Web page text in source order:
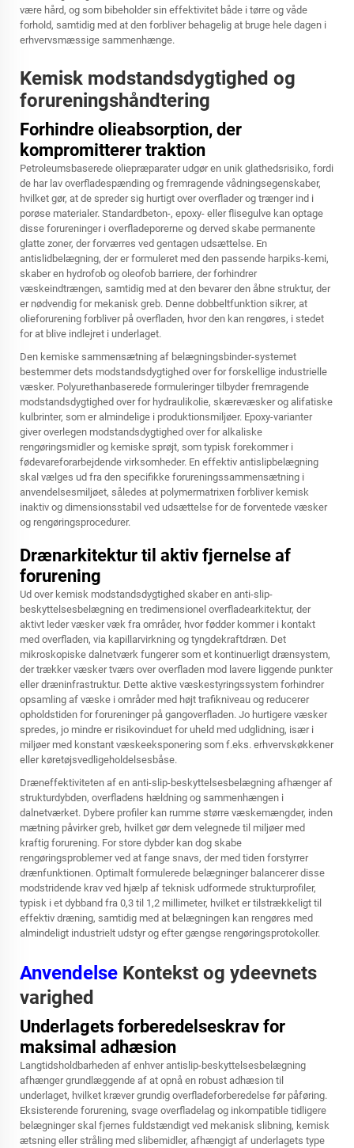
være hård, og som bibeholder sin effektivitet både i tørre og våde
forhold, samtidig med at den forbliver behagelig at bruge hele dagen i
erhvervsmæssige sammenhænge.
Kemisk modstandsdygtighed og
forureningshåndtering
Forhindre olieabsorption, der
kompromitterer traktion
Petroleumsbaserede oliepræparater udgør en unik glathedsrisiko, fordi
de har lav overfladespænding og fremragende vådningsegenskaber,
hvilket gør, at de spreder sig hurtigt over overflader og trænger ind i
porøse materialer. Standardbeton-, epoxy- eller flisegulve kan optage
disse forureninger i overfladeporerne og derved skabe permanente
glatte zoner, der forværres ved gentagen udsættelse. En
antislidbelægning, der er formuleret med den passende harpiks-kemi,
skaber en hydrofob og oleofob barriere, der forhindrer
væskeindtrængen, samtidig med at den bevarer den åbne struktur, der
er nødvendig for mekanisk greb. Denne dobbeltfunktion sikrer, at
olieforurening forbliver på overfladen, hvor den kan rengøres, i stedet
for at blive indlejret i underlaget.
Den kemiske sammensætning af belægningsbinder-systemet
bestemmer dets modstandsdygtighed over for forskellige industrielle
væsker. Polyurethanbaserede formuleringer tilbyder fremragende
modstandsdygtighed over for hydraulikolie, skærevæsker og alifatiske
kulbrinter, som er almindelige i produktionsmiljøer. Epoxy-varianter
giver overlegen modstandsdygtighed over for alkaliske
rengøringsmidler og kemiske sprøjt, som typisk forekommer i
fødevareforarbejdende virksomheder. En effektiv antislipbelægning
skal vælges ud fra den specifikke forureningssammensætning i
anvendelsesmiljøet, således at polymermatrixen forbliver kemisk
inaktiv og dimensionsstabil ved udsættelse for de forventede væsker
og rengøringsprocedurer.
Drænarkitektur til aktiv fjernelse af
forurening
Ud over kemisk modstandsdygtighed skaber en anti-slip-
beskyttelsesbelægning en tredimensionel overfladearkitektur, der
aktivt leder væsker væk fra områder, hvor fødder kommer i kontakt
med overfladen, via kapillarvirkning og tyngdekraftdræn. Det
mikroskopiske dalnetværk fungerer som et kontinuerligt drænsystem,
der trækker væsker tværs over overfladen mod lavere liggende punkter
eller dræninfrastruktur. Dette aktive væskestyringssystem forhindrer
opsamling af væske i områder med højt trafikniveau og reducerer
opholdstiden for forureninger på gangoverfladen. Jo hurtigere væsker
spredes, jo mindre er risikovinduet for uheld med udglidning, især i
miljøer med konstant væskeeksponering som f.eks. erhvervskøkkener
eller køretøjsvedligeholdelsesbåse.
Dræneffektiviteten af en anti-slip-beskyttelsesbelægning afhænger af
strukturdybden, overfladens hældning og sammenhængen i
dalnetværket. Dybere profiler kan rumme større væskemængder, inden
mætning påvirker greb, hvilket gør dem velegnede til miljøer med
kraftig forurening. For store dybder kan dog skabe
rengøringsproblemer ved at fange snavs, der med tiden forstyrrer
drænfunktionen. Optimalt formulerede belægninger balancerer disse
modstridende krav ved hjælp af teknisk udformede strukturprofiler,
typisk i et dybband fra 0,3 til 1,2 millimeter, hvilket er tilstrækkeligt til
effektiv dræning, samtidig med at belægningen kan rengøres med
almindeligt industrielt udstyr og efter gængse rengøringsprotokoller.
Anvendelse Kontekst og ydeevnets
varighed
Underlagets forberedelseskrav for
maksimal adhæsion
Langtidsholdbarheden af enhver antislip-beskyttelsesbelægning
afhænger grundlæggende af at opnå en robust adhæsion til
underlaget, hvilket kræver grundig overfladeforberedelse før påføring.
Eksisterende forurening, svage overfladelag og inkompatible tidligere
belægninger skal fjernes fuldstændigt ved mekanisk slibning, kemisk
ætsning eller stråling med slibemidler, afhængigt af underlagets type